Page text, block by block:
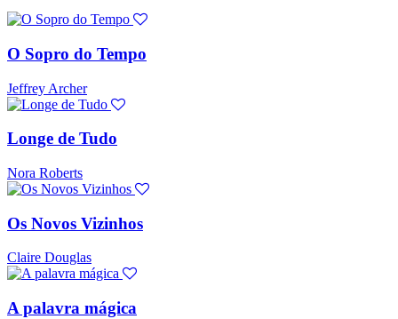
O Sopro do Tempo
Jeffrey Archer
Longe de Tudo
Nora Roberts
Os Novos Vizinhos
Claire Douglas
A palavra mágica